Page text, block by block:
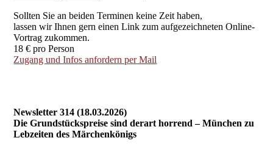
Sollten Sie an beiden Terminen keine Zeit haben,
lassen wir Ihnen gern einen Link zum aufgezeichneten Online-
Vortrag zukommen.
18 € pro Person
Zugang und Infos anfordern per Mail
Newsletter 314 (18.03.2026)
Die Grundstückspreise sind derart horrend – München zu
Lebzeiten des Märchenkönigs